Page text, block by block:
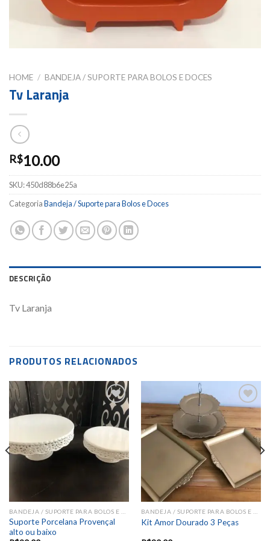
HOME / BANDEJA / SUPORTE PARA BOLOS E DOCES
Tv Laranja
R$10.00
SKU:450d88b6e25a
CategoriaBandeja / Suporte para Bolos e Doces
DESCRIÇÃO
Tv Laranja
PRODUTOS RELACIONADOS
Add to
wishlist
Suporte Porcelana Provençal
alto ou baixo
Add to
wishlist
Kit Amor Dourado 3 Peças